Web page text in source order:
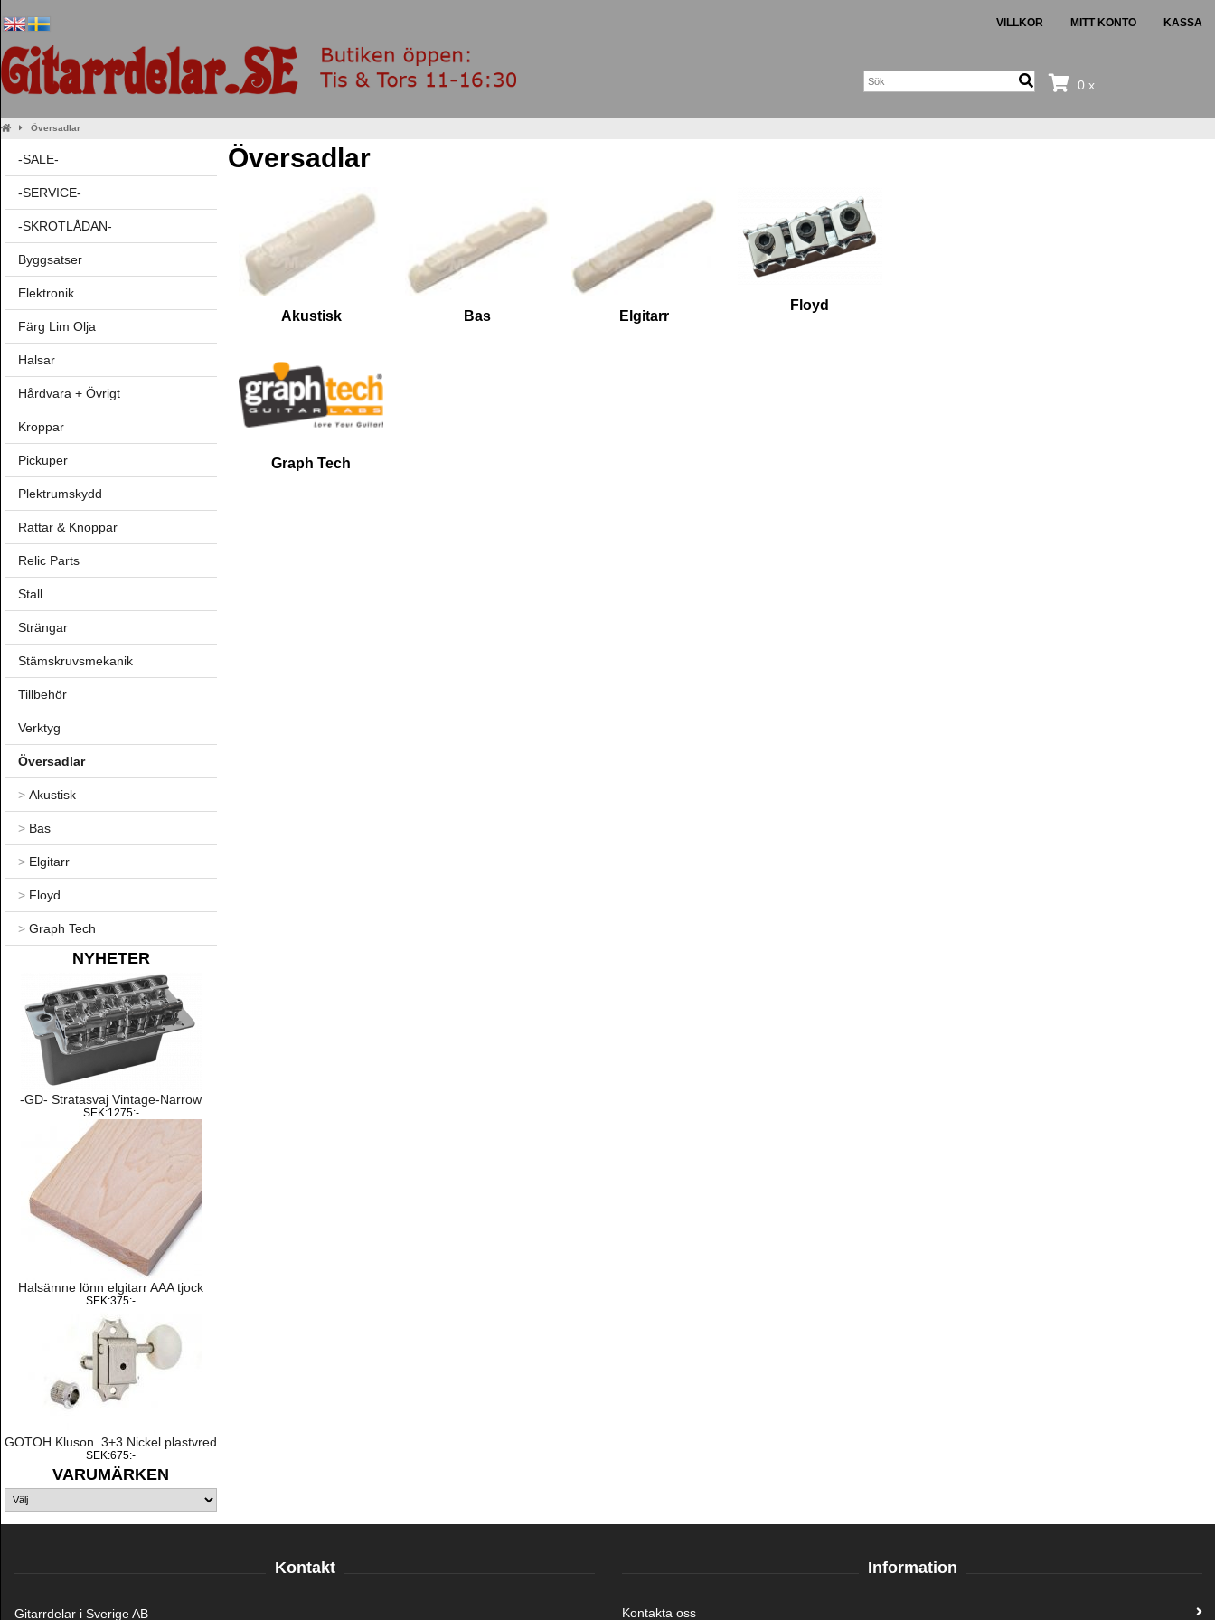
VILLKOR MITT KONTO KASSA
0 x
Översadlar
-SALE-
-SERVICE-
-SKROTLÅDAN-
Byggsatser
Elektronik
Färg Lim Olja
Halsar
Hårdvara + Övrigt
Kroppar
Pickuper
Plektrumskydd
Rattar & Knoppar
Relic Parts
Stall
Strängar
Stämskruvsmekanik
Tillbehör
Verktyg
Översadlar
> Akustisk
> Bas
> Elgitarr
> Floyd
> Graph Tech
NYHETER
-GD- Stratasvaj Vintage-Narrow
SEK:1275:-
Halsämne lönn elgitarr AAA tjock
SEK:375:-
GOTOH Kluson. 3+3 Nickel plastvred
SEK:675:-
VARUMÄRKEN
Översadlar
Akustisk Bas Elgitarr
Floyd
Graph Tech
Kontakt
Gitarrdelar i Sverige AB
Information
Kontakta oss